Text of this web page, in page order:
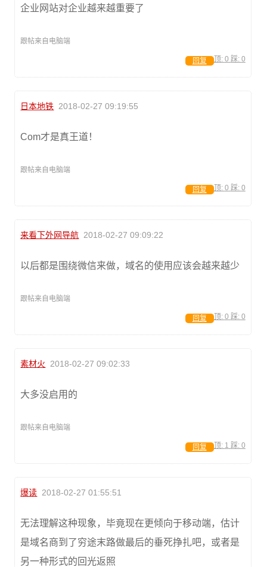
企业网站对企业越来越重要了
跟帖来自电脑端
顶: 0 踩: 0
回复
日本地铁 2018-02-27 09:19:55
Com才是真王道！
跟帖来自电脑端
顶: 0 踩: 0
回复
来看下外网导航 2018-02-27 09:09:22
以后都是围绕微信来做，域名的使用应该会越来越少
跟帖来自电脑端
顶: 0 踩: 0
回复
素材火 2018-02-27 09:02:33
大多没启用的
跟帖来自电脑端
顶: 1 踩: 0
回复
爆读 2018-02-27 01:55:51
无法理解这种现象，毕竟现在更倾向于移动端，估计
是域名商到了穷途末路做最后的垂死挣扎吧，或者是
另一种形式的回光返照